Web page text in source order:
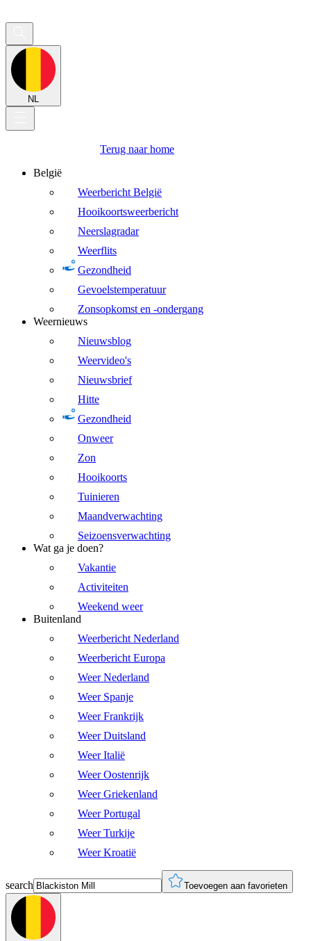
NL
Terug naar home
België
Weerbericht België
Hooikoortsweerbericht
Neerslagradar
Weerflits
Gezondheid
Gevoelstemperatuur
Zonsopkomst en -ondergang
Weernieuws
Nieuwsblog
Weervideo's
Nieuwsbrief
Hitte
Gezondheid
Onweer
Zon
Hooikoorts
Tuinieren
Maandverwachting
Seizoensverwachting
Wat ga je doen?
Vakantie
Activiteiten
Weekend weer
Buitenland
Weerbericht Nederland
Weerbericht Europa
Weer Nederland
Weer Spanje
Weer Frankrijk
Weer Duitsland
Weer Italië
Weer Oostenrijk
Weer Griekenland
Weer Portugal
Weer Turkije
Weer Kroatië
search Toevoegen aan favorieten